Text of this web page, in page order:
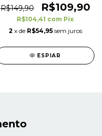
R$149,90 R$109,90
R$104,41 com Pix
2 x de R$54,95 sem juros
ESPIAR